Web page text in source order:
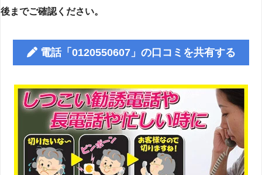
後までご確認ください。
電話「0120550607」の口コミを共有する